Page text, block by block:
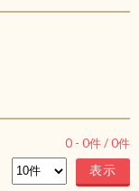
0 - 0件 /0件